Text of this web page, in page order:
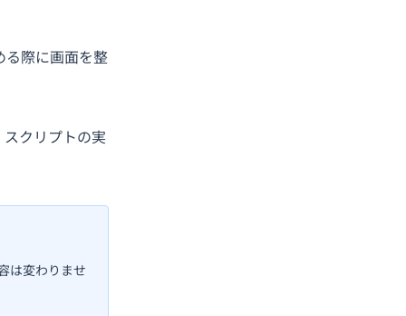
る際に画面を整
クリプトの実
は変わりませ